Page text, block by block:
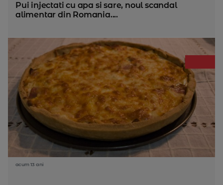
Pui injectati cu apa si sare, noul scandal
alimentar din Romania....
acum 13 ani